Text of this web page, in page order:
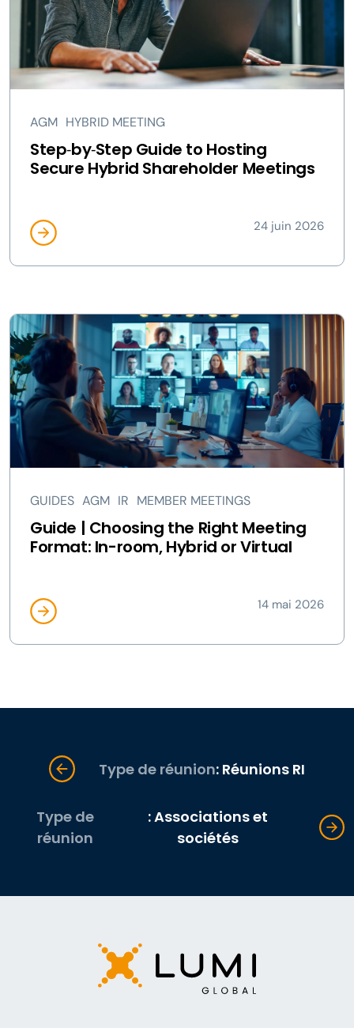
AGM HYBRID MEETING
Step‑by‑Step Guide to Hosting
Secure Hybrid Shareholder Meetings
24 juin 2026
GUIDES AGM IR MEMBER MEETINGS
Guide | Choosing the Right Meeting
Format: In-room, Hybrid or Virtual
14 mai 2026
Type de réunion: Réunions RI
Type de
réunion
: Associations et
sociétés